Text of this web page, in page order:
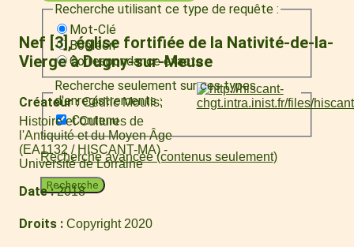
Recherche utilisant ce type de requête :
Mot-Clé
Booléen
Correspondance exacte
Recherche seulement sur ces types
d'enregistrements :
Contenu
Recherche avancée (contenus seulement)
Recherche
Nef [3], église fortifiée de la Nativité-de-la-
Vierge à Dugny-sur-Meuse
Créateur
Cédric Moulis
Histoire et Cultures de
l'Antiquité et du Moyen Âge
(EA1132 / HISCANT-MA) -
Université de Lorraine
Date 2018
Droits Copyright 2020